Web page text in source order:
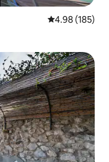
औसत रेटिंग 5 में से
4.98 (185)